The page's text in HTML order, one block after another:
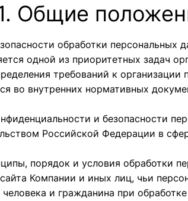
Общие
обработки персональных
одной из приоритетных задач
требований к организации
во внутренних нормативных
и безопасности
Российской Федерации в
порядок и условия обработки
Компании и иных лиц, чьи
и гражданина при